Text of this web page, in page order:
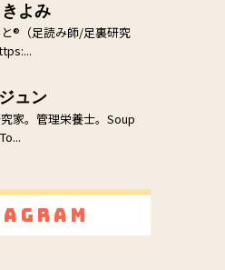
よみ
®（足読み師/足裏研究
ュン
家。管理栄養士。Soup